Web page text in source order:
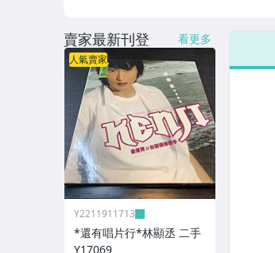
賣家最新刊登 看更多
人氣賣家
Y2211911713
*還有唱片行*林顯丞 二手
Y17069